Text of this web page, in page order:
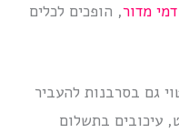
דמי מדור, הופכים לכלים
גם בסרבנות להעביר
עיכובים בתשלום